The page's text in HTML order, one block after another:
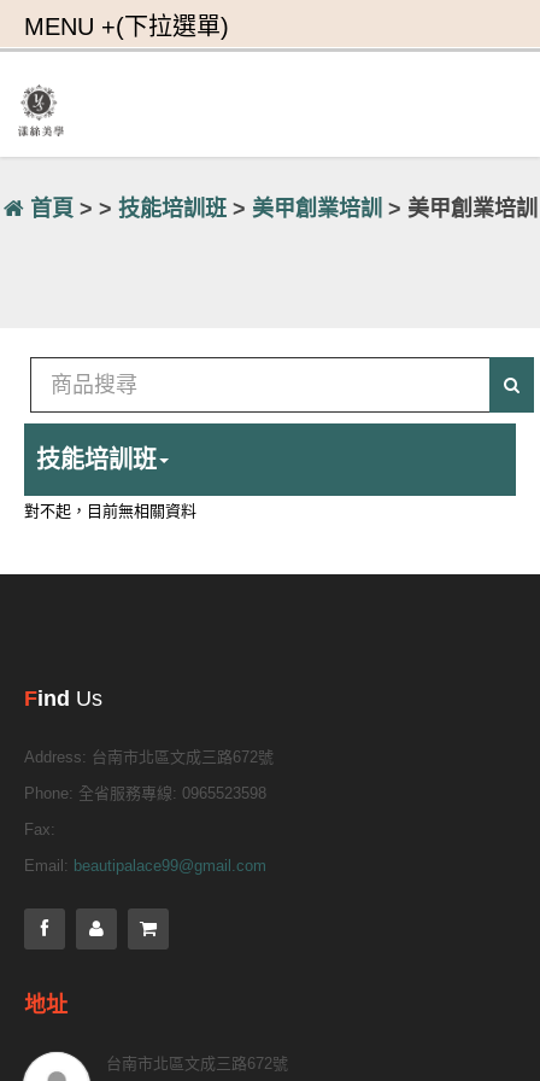
首頁 > > 技能培訓班> 美甲創業培訓 > 美甲創業培訓
技能培訓班
對不起，目前無相關資料
Find Us
Address: 台南市北區文成三路672號
Phone: 全省服務專線: 0965523598
Fax:
Email: beautipalace99@gmail.com
地址
台南市北區文成三路672號